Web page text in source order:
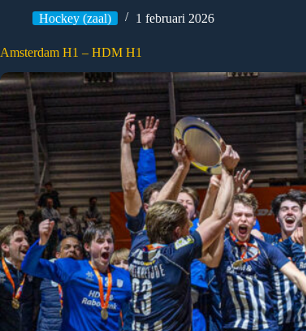
Hockey (zaal) 1 februari 2026
Amsterdam H1 – HDM H1